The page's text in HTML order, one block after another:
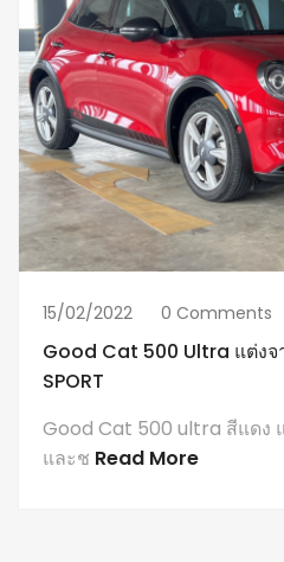
15/02/2022 0 Comments
Good Cat 500 Ultra แต่งจ
SPORT
Good Cat 500 ultra สีแดง
และช Read More